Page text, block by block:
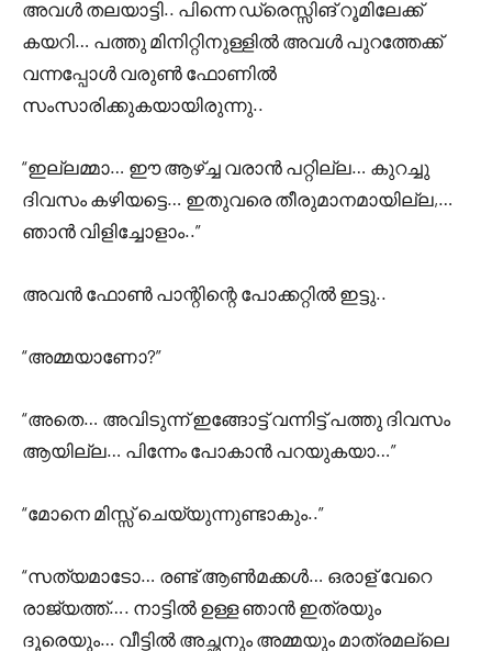
അവൾ തലയാട്ടി.. പിന്നെ ഡ്രെസ്സിങ് റൂമിലേക്ക്
കയറി… പത്തു മിനിറ്റിനുള്ളിൽ അവൾ പുറത്തേക്ക്
വന്നപ്പോൾ വരുൺ ഫോണിൽ
സംസാരിക്കുകയായിരുന്നു..
“ഇല്ലമ്മാ… ഈ ആഴ്ച്ച വരാൻ പറ്റില്ല… കുറച്ചു
ദിവസം കഴിയട്ടെ… ഇതുവരെ തീരുമാനമായില്ല,…
ഞാൻ വിളിച്ചോളാം..”
അവൻ ഫോൺ പാന്റിന്റെ പോക്കറ്റിൽ ഇട്ടു..
“അമ്മയാണോ?”
“അതെ… അവിടുന്ന് ഇങ്ങോട്ട് വന്നിട്ട് പത്തു ദിവസം
ആയില്ല… പിന്നേം പോകാൻ പറയുകയാ…”
“മോനെ മിസ്സ്‌ ചെയ്യുന്നുണ്ടാകും..”
“സത്യമാടോ… രണ്ട് ആൺമക്കൾ… ഒരാള് വേറെ
രാജ്യത്ത്…. നാട്ടിൽ ഉള്ള ഞാൻ ഇത്രയും
ദൂരെയും… വീട്ടിൽ അച്ഛനും അമ്മയും മാത്രമല്ലെ